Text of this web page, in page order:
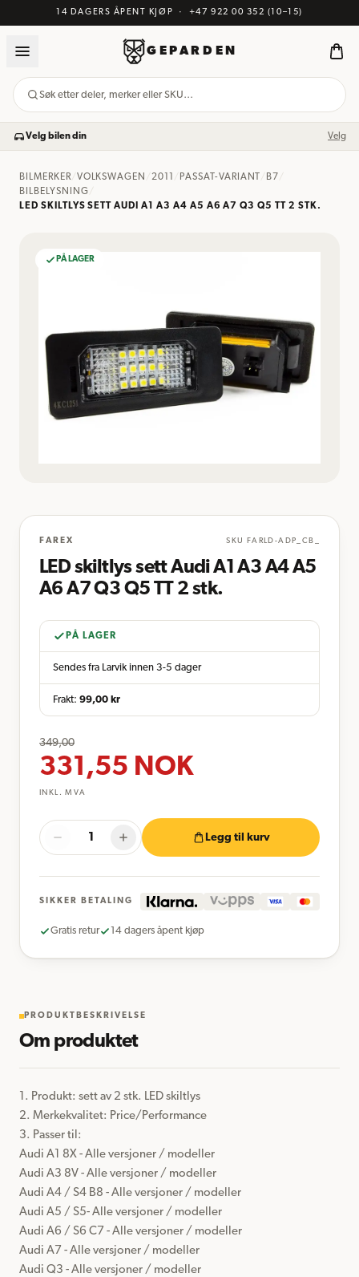
14 DAGERS ÅPENT KJØP · +47 922 00 352 (10–15)
GEPARDEN
Søk etter deler, merker eller SKU…
Velg bilen din Velg
BILMERKER/ VOLKSWAGEN /2011 PASSAT-VARIANT B7
BILBELYSNING
LED SKILTLYS SETT AUDI A1 A3 A4 A5 A6 A7 Q3 Q5 TT 2 STK.
PÅ LAGER
FAREX SKU FARLD-ADP_CB_
LED skiltlys sett Audi A1 A3 A4 A5
A6 A7 Q3 Q5 TT 2 stk.
PÅ LAGER
Sendes fra Larvik innen 3-5 dager
Frakt: 99,00 kr
349,00
331,55 NOK
INKL. MVA
Legg til kurv
SIKKER BETALING
Gratis retur 14 dagers åpent kjøp
PRODUKTBESKRIVELSE
Om produktet
1. Produkt: sett av 2 stk. LED skiltlys
2. Merkekvalitet: Price/Performance
3. Passer til:
Audi A1 8X - Alle versjoner / modeller
Audi A3 8V - Alle versjoner / modeller
Audi A4 / S4 B8 - Alle versjoner / modeller
Audi A5 / S5- Alle versjoner / modeller
Audi A6 / S6 C7 - Alle versjoner / modeller
Audi A7 - Alle versjoner / modeller
Audi Q3 - Alle versjoner / modeller